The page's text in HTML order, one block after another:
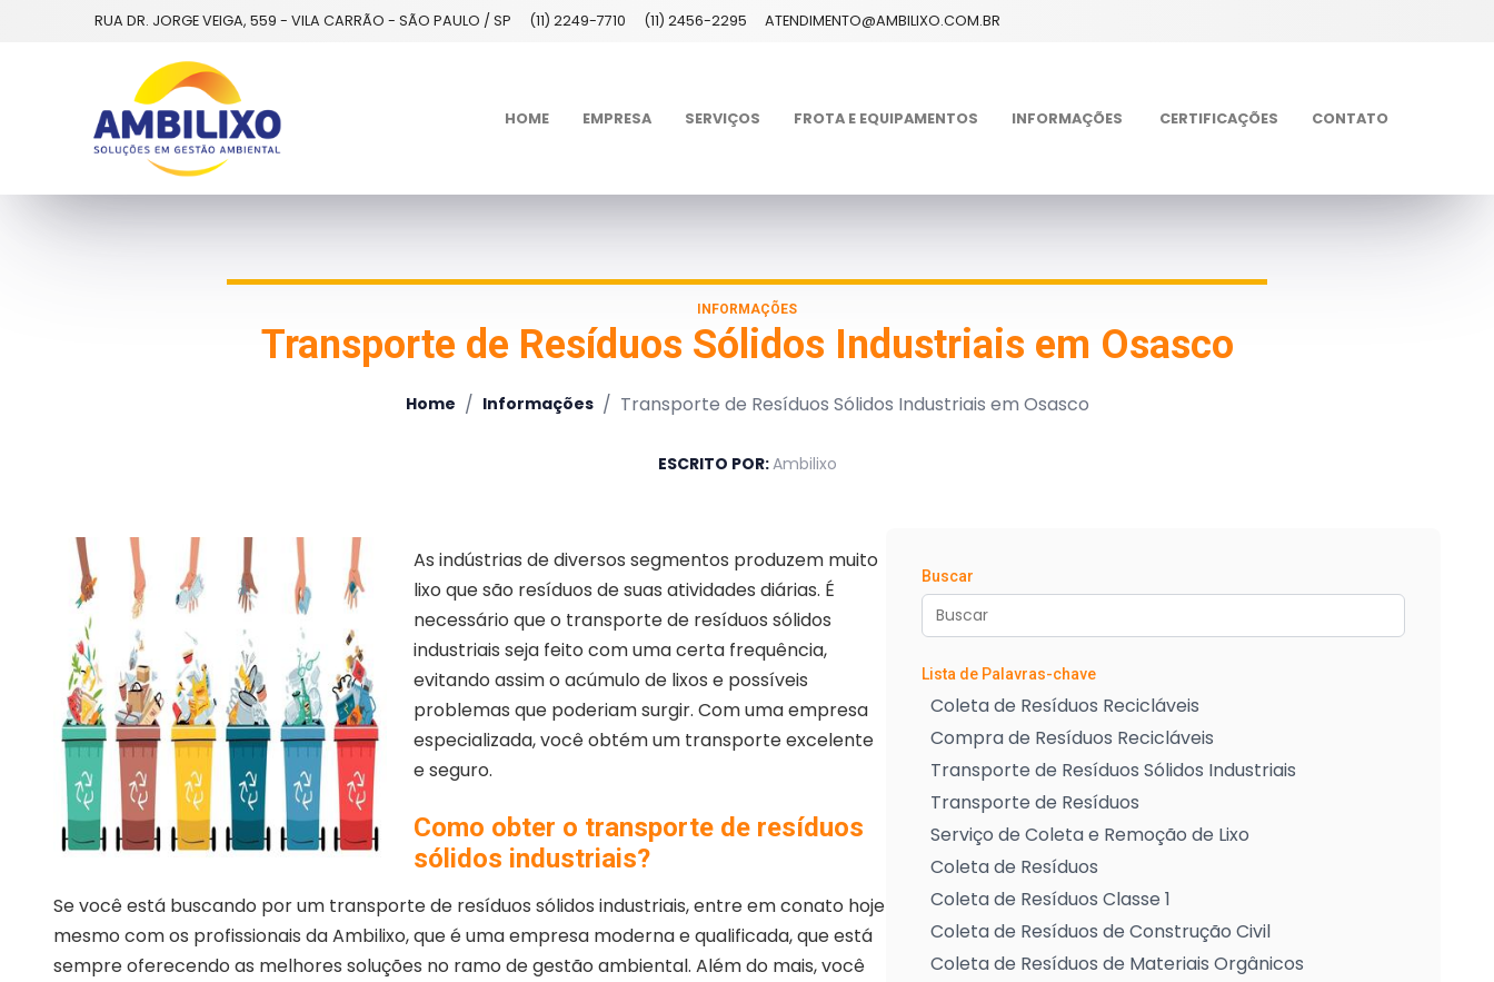
RUA DR. JORGE VEIGA, 559 - VILA CARRÃO - SÃO PAULO / SP (11) 2249-7710 (11) 2456-2295 ATENDIMENTO@AMBILIXO.COM.BR
HOME EMPRESA SERVIÇOS FROTA E EQUIPAMENTOS INFORMAÇÕES CERTIFICAÇÕES CONTATO
INFORMAÇÕES
Transporte de Resíduos Sólidos Industriais em Osasco
Home / Informações / Transporte de Resíduos Sólidos Industriais em Osasco
ESCRITO POR:Ambilixo
As indústrias de diversos segmentos produzem muito
lixo que são resíduos de suas atividades diárias. É
necessário que o transporte de resíduos sólidos
industriais seja feito com uma certa frequência,
evitando assim o acúmulo de lixos e possíveis
problemas que poderiam surgir. Com uma empresa
especializada, você obtém um transporte excelente
e seguro.
Como obter o transporte de resíduos
sólidos industriais?
Se você está buscando por um transporte de resíduos sólidos industriais, entre em conato hoje
mesmo com os profissionais da Ambilixo, que é uma empresa moderna e qualificada, que está
sempre oferecendo as melhores soluções no ramo de gestão ambiental. Além do mais, você
Buscar
Lista de Palavras-chave
Coleta de Resíduos Recicláveis
Compra de Resíduos Recicláveis
Transporte de Resíduos Sólidos Industriais
Transporte de Resíduos
Serviço de Coleta e Remoção de Lixo
Coleta de Resíduos
Coleta de Resíduos Classe 1
Coleta de Resíduos de Construção Civil
Coleta de Resíduos de Materiais Orgânicos